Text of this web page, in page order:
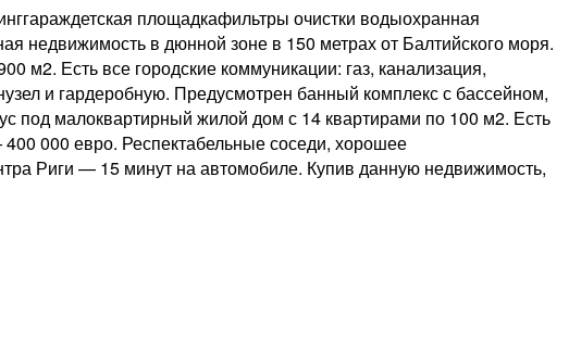
площадкафильтры очистки водыохранная
недвижимость в дюнной зоне в 150 метрах от Балтийского моря.
Есть все городские коммуникации: газ, канализация,
и гардеробную. Предусмотрен банный комплекс с бассейном,
под малоквартирный жилой дом с 14 квартирами по 100 м2. Есть
000 евро. Респектабельные соседи, хорошее
Риги — 15 минут на автомобиле. Купив данную недвижимость,